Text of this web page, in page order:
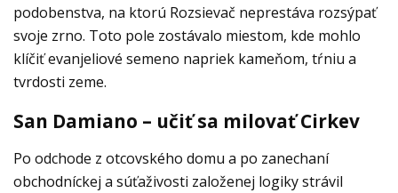
podobenstva, na ktorú Rozsievač neprestáva rozsýpať
svoje zrno. Toto pole zostávalo miestom, kde mohlo
klíčiť evanjeliové semeno napriek kameňom, tŕniu a
tvrdosti zeme.
San Damiano – učiť sa milovať Cirkev
Po odchode z otcovského domu a po zanechaní
obchodníckej a súťaživosti založenej logiky strávil